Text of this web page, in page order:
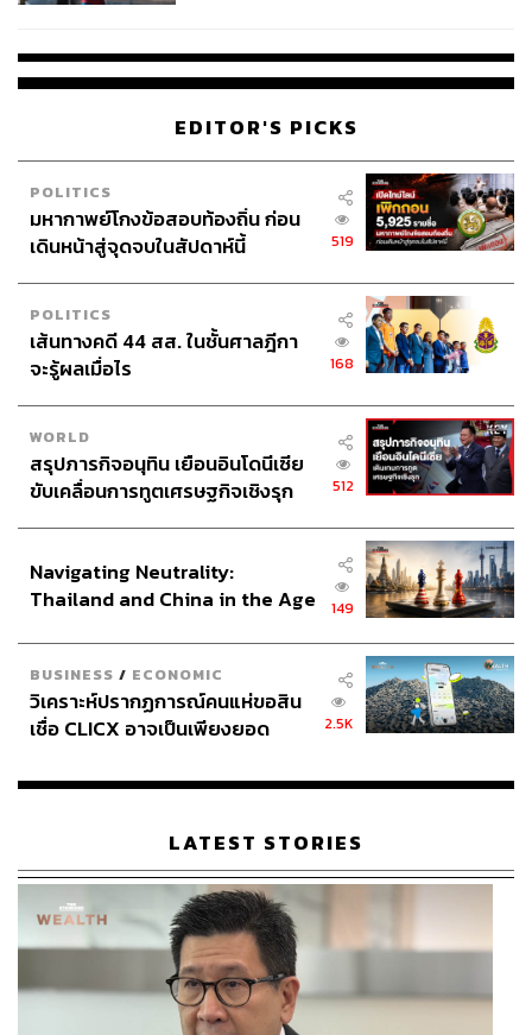
EDITOR'S PICKS
POLITICS
มหากาพย์โกงข้อสอบท้องถิ่น ก่อน
เดินหน้าสู่จุดจบในสัปดาห์นี้
519
POLITICS
เส้นทางคดี 44 สส. ในชั้นศาลฎีกา
จะรู้ผลเมื่อไร
168
WORLD
สรุปภารกิจอนุทิน เยือนอินโดนีเซีย
ขับเคลื่อนการทูตเศรษฐกิจเชิงรุก
512
Navigating Neutrality:
Thailand and China in the Age
149
BUSINESS / ECONOMIC
วิเคราะห์ปรากฏการณ์คนแห่ขอสิน
เชื่อ CLICX อาจเป็นเพียงยอด
เรือนไทยที่ถูกซุกไว้
2.5K
LATEST STORIES